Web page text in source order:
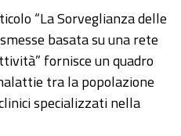
“La Sorveglianza delle
basata su una rete
fornisce un quadro
tra la popolazione
specializzati nella